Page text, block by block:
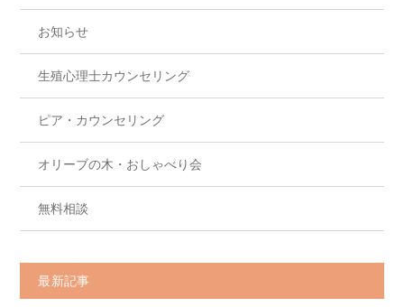
お知らせ
生殖心理士カウンセリング
ピア・カウンセリング
オリーブの木・おしゃべり会
無料相談
最新記事